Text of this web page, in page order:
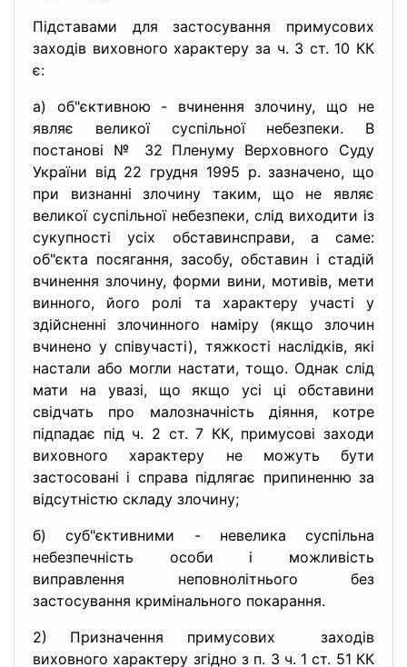
Підставами для застосування примусових
заходів виховного характеру за ч. 3 ст. 10 КК
є:
а) об"єктивною - вчинення злочину, що не
являє великої суспільної небезпеки. В
постанові № 32 Пленуму Верховного Суду
України від 22 грудня 1995 р. зазначено, що
при визнанні злочину таким, що не являє
великої суспільної небезпеки, слід виходити із
сукупності усіх обставинсправи, а саме:
об"єкта посягання, засобу, обставин і стадій
вчинення злочину, форми вини, мотивів, мети
винного, його ролі та характеру участі у
здійсненні злочинного наміру (якщо злочин
вчинено у співучасті), тяжкості наслідків, які
настали або могли настати, тощо. Однак слід
мати на увазі, що якщо усі ці обставини
свідчать про малозначність діяння, котре
підпадає під ч. 2 ст. 7 КК, примусові заходи
виховного характеру не можуть бути
застосовані і справа підлягає припиненню за
відсутністю складу злочину;
б) суб"єктивними - невелика суспільна
небезпечність особи і можливість
виправлення неповнолітнього без
застосування кримінального покарання.
2) Призначення примусових заходів
виховного характеру згідно з п. 3 ч. 1 ст. 51 КК